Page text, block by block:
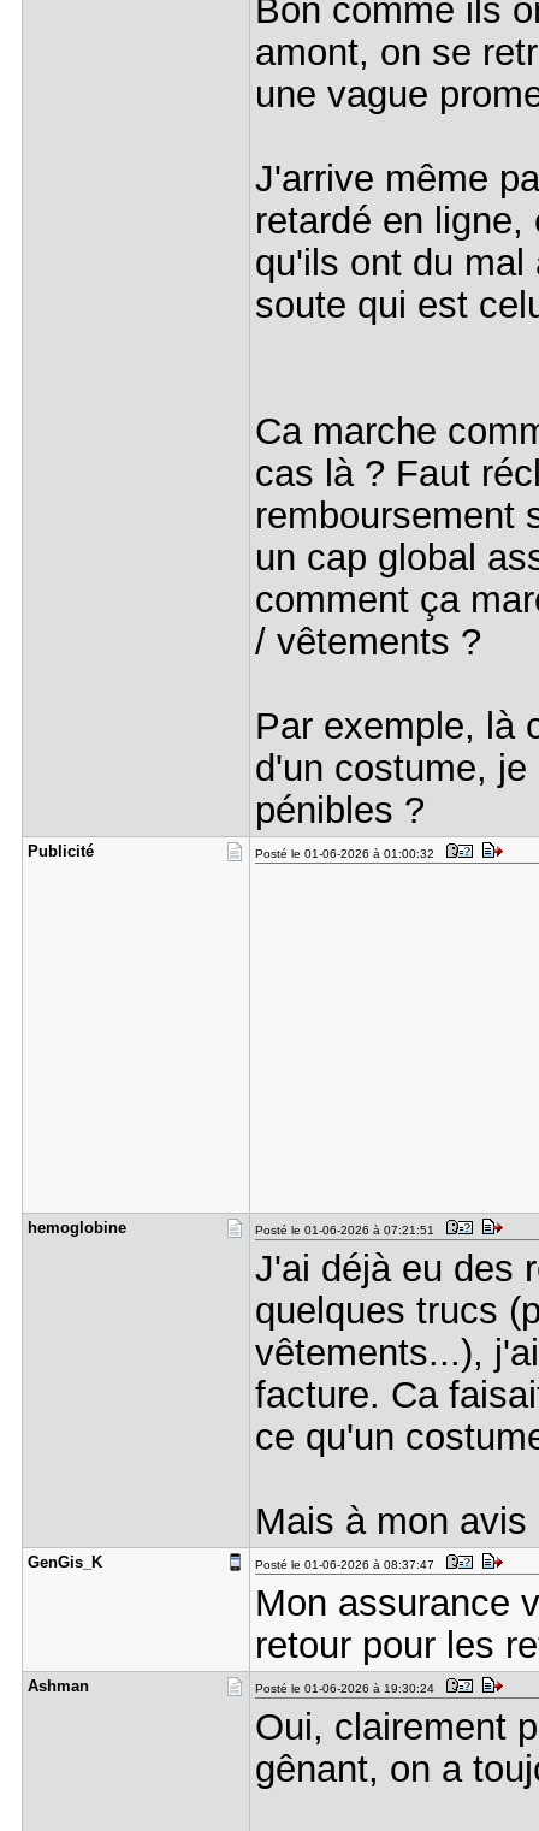
Bon comme ils
amont, on se
une vague
J'arrive même
retardé en
qu'ils ont du mal
soute qui est
Ca marche
cas là ? Faut
remboursement
un cap global
comment ça
/ vêtements ?
Par exemple, là
d'un costume,
pénibles ?
Publicité Posté le 01-06-2026 à 01:00:32
hemoglobin​e Posté le 01-06-2026 à 07:21:51
J'ai déjà eu des
quelques trucs
vêtements...),
facture. Ca
ce qu'un
Mais à mon
GenGis_K Posté le 01-06-2026 à 08:37:47
Mon assurance
retour pour les
Ashman Posté le 01-06-2026 à 19:30:24
Oui, clairement
gênant, on a